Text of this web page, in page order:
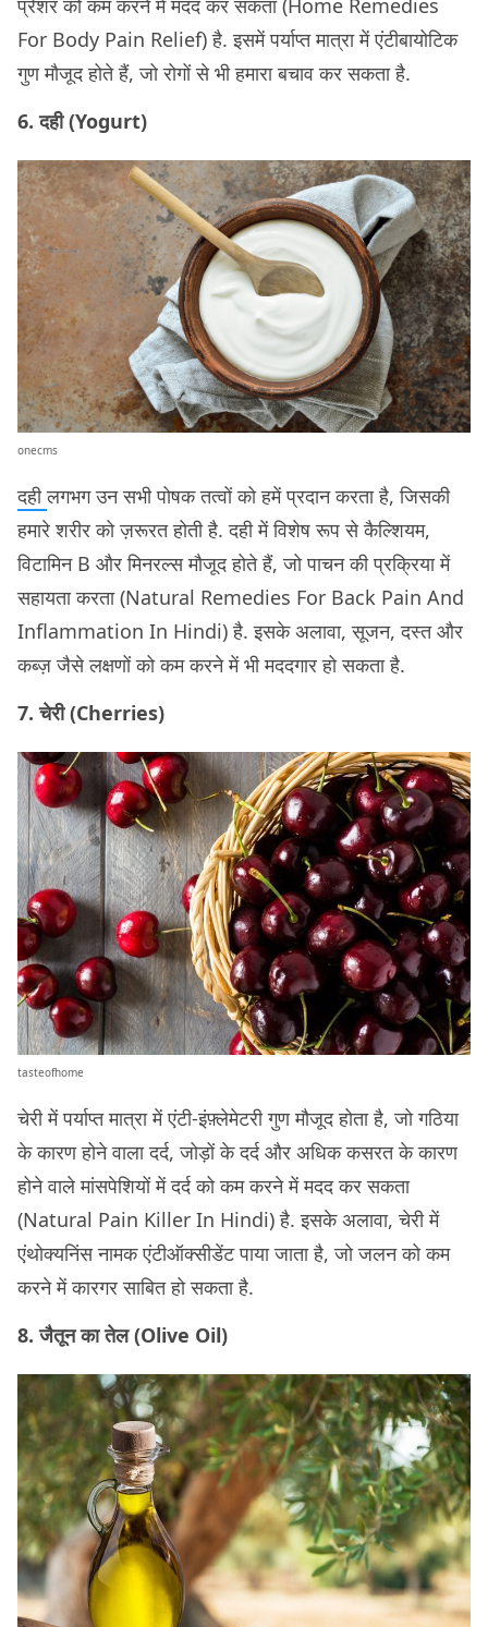
For Body Pain Relief) है. इसमें पर्याप्त मात्रा में एंटीबायोटिक
गुण मौजूद होते हैं, जो रोगों से भी हमारा बचाव कर सकता है.
6. दही (Yogurt)
onecms
दहीलगभग उन सभी पोषक तत्वों को हमें प्रदान करता है, जिसकी
हमारे शरीर को ज़रूरत होती है. दही में विशेष रूप से कैल्शियम,
विटामिन B और मिनरल्स मौजूद होते हैं, जो पाचन की प्रक्रिया में
सहायता करता (Natural Remedies For Back Pain And
Inflammation In Hindi) है. इसके अलावा, सूजन, दस्त और
कब्ज़ जैसे लक्षणों को कम करने में भी मददगार हो सकता है.
7. चेरी (Cherries)
tasteofhome
चेरी में पर्याप्त मात्रा में एंटी-इंफ़्लेमेटरी गुण मौजूद होता है, जो गठिया
के कारण होने वाला दर्द, जोड़ों के दर्द और अधिक कसरत के कारण
होने वाले मांसपेशियों में दर्द को कम करने में मदद कर सकता
(Natural Pain Killer In Hindi) है. इसके अलावा, चेरी में
एंथोक्यनिंस नामक एंटीऑक्सीडेंट पाया जाता है, जो जलन को कम
करने में कारगर साबित हो सकता है.
8. जैतून का तेल (Olive Oil)